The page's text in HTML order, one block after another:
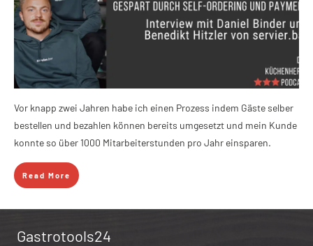
Vor knapp zwei Jahren habe ich einen Prozess indem Gäste selber
bestellen und bezahlen können bereits umgesetzt und mein Kunde
konnte so über 1000 Mitarbeiterstunden pro Jahr einsparen.
Read More
Gastrotools24